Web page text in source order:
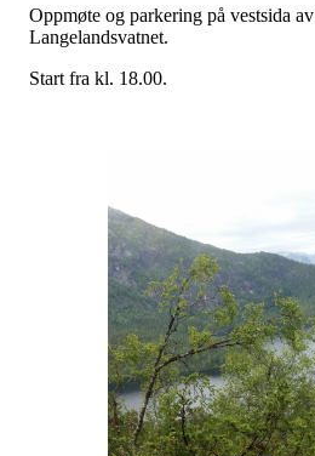
Oppmøte og parkering på vestsida
Langelandsvatnet.
Start fra kl. 18.00.